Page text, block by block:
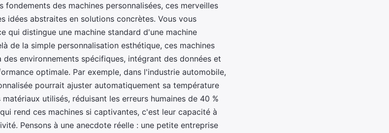
fondements des machines personnalisées, ces merveilles
idées abstraites en solutions concrètes. Vous vous
qui distingue une machine standard d'une machine
de la simple personnalisation esthétique, ces machines
environnements spécifiques, intégrant des données et
optimale. Par exemple, dans l'industrie automobile,
pourrait ajuster automatiquement sa température
utilisés, réduisant les erreurs humaines de 40 %
rend ces machines si captivantes, c'est leur capacité à
Pensons à une anecdote réelle : une petite entreprise